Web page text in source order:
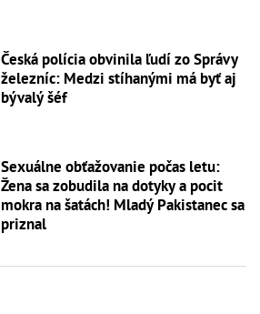
Česká polícia obvinila ľudí zo Správy
železníc: Medzi stíhanými má byť aj
bývalý šéf
Sexuálne obťažovanie počas letu:
Žena sa zobudila na dotyky a pocit
mokra na šatách! Mladý Pakistanec sa
priznal